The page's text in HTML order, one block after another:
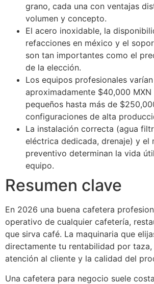
grano, cada una con ventajas
volumen y concepto.
El acero inoxidable, la
refacciones en méxico y el
son tan importantes como el
de la elección.
Los equipos profesionales
aproximadamente $40,000
pequeños hasta más de
configuraciones de alta
La instalación correcta (agua
eléctrica dedicada, drenaje) y el
preventivo determinan la vida
equipo.
Resumen clave
En 2026 una buena cafetera
operativo de cualquier cafetería,
que sirva café. La maquinaria que
directamente tu rentabilidad por
atención al cliente y la calidad del
Una cafetera para negocio suele